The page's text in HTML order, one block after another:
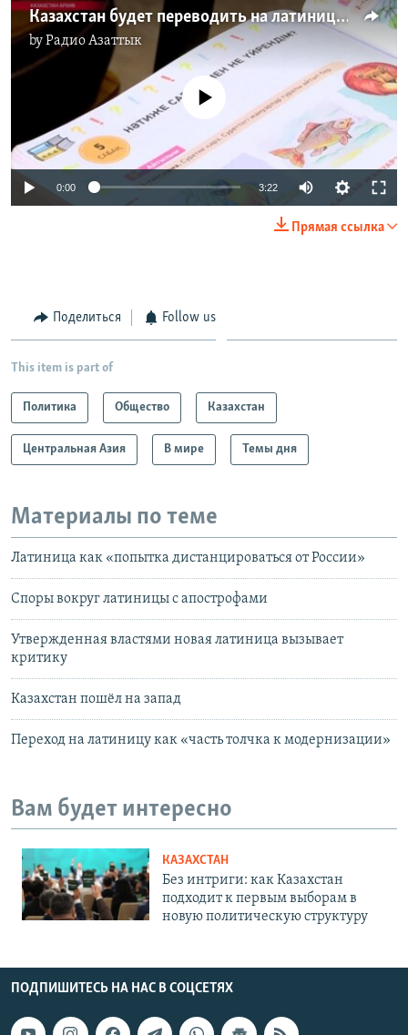
Казахстан будет переводить на латиницу человек, которого искал за хищения Интерпол
byРадио Азаттык
No media source currently available
0:00 3:22
Прямая ссылка
Поделиться Follow us
This item is part of
Политика Общество Казахстан
Центральная Азия В мире Темы дня
Материалы по теме
Латиница как «попытка дистанцироваться от России»
Споры вокруг латиницы с апострофами
Утвержденная властями новая латиница вызывает
критику
Казахстан пошёл на запад
Переход на латиницу как «часть толчка к модернизации»
Вам будет интересно
КАЗАХСТАН
Без интриги: как Казахстан
подходит к первым выборам в
новую политическую структуру
ПОДПИШИТЕСЬ НА НАС В СОЦСЕТЯХ